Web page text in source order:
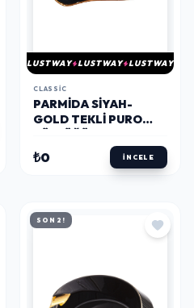
LUSTWAY LUSTWAY LUSTWAY
CLASSIC
PARMIDA SIYAH-
GOLD TEKLI PURO
PARMIDA
₺0 İNCELE
SON 2!